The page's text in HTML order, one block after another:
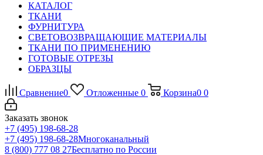
КАТАЛОГ
ТКАНИ
ФУРНИТУРА
СВЕТОВОЗВРАЩАЮЩИЕ МАТЕРИАЛЫ
ТКАНИ ПО ПРИМЕНЕНИЮ
ГОТОВЫЕ ОТРЕЗЫ
ОБРАЗЦЫ
Сравнение0 Отложенные 0 Корзина0 0
Заказать звонок
+7 (495) 198-68-28
+7 (495) 198-68-28Многоканальный
8 (800) 777 08 27Бесплатно по России